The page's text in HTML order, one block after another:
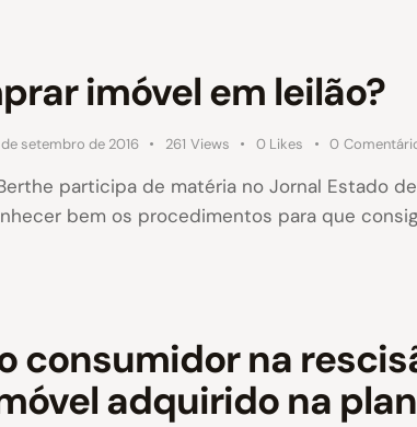
imóvel em leilão?
de setembro de 2016 261 Views 0 Likes 0
participa de matéria no Jornal Estado
bem os procedimentos para que
consumidor na
adquirido na